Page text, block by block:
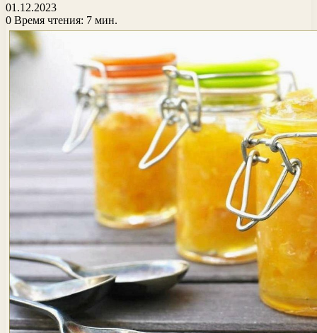
01.12.2023
0 Время чтения: 7 мин.